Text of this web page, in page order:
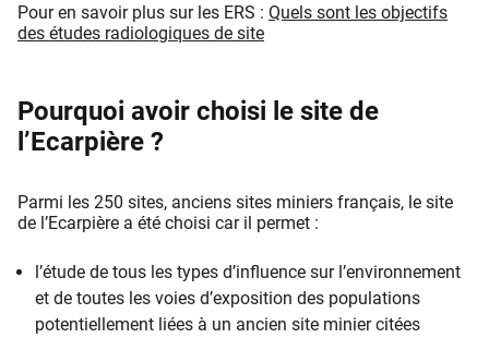
Pour en savoir plus sur les ERS : Quels sont les objectifs
des études radiologiques de site
Pourquoi avoir choisi le site de
l’Ecarpière ?
Parmi les 250 sites, anciens sites miniers français, le site
de l’Ecarpière a été choisi car il permet :
l’étude de tous les types d’influence sur l’environnement
et de toutes les voies d’exposition des populations
potentiellement liées à un ancien site minier citées